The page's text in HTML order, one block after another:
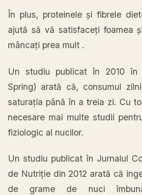
În plus, proteinele și fibrele
ajută să vă satisfaceți foamea
mâncați prea mult .
Un studiu publicat în 2010 în
Spring) arată că, consumul
saturația până în a treia zi. Cu
necesare mai multe studii
fiziologic al nucilor.
Un studiu publicat în Jurnalul
de Nutriție din 2012 arată că
de grame de nuci